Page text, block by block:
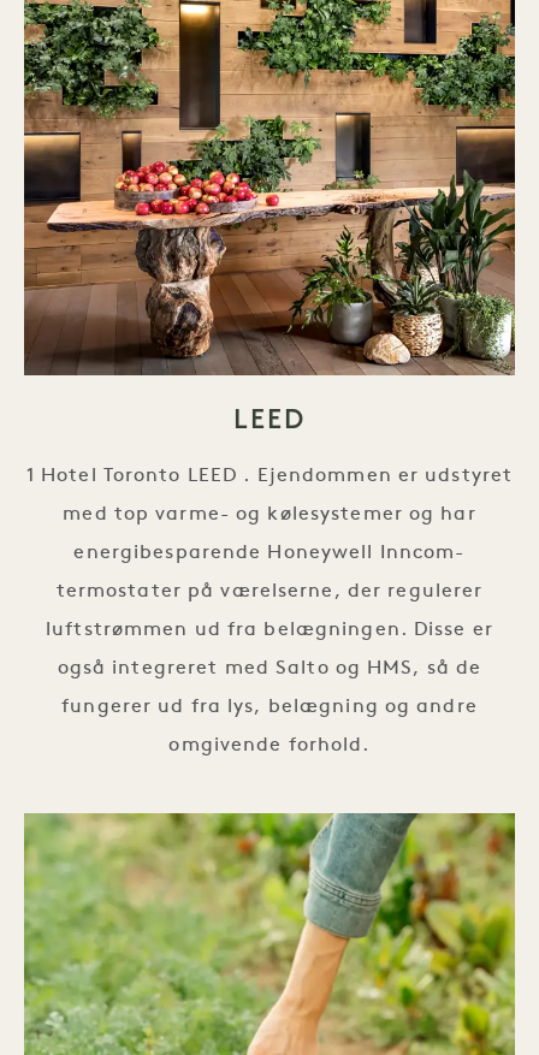
LEED
1 Hotel Toronto LEED . Ejendommen er udstyret
med top varme- og kølesystemer og har
energibesparende Honeywell Inncom-
termostater på værelserne, der regulerer
luftstrømmen ud fra belægningen. Disse er
også integreret med Salto og HMS, så de
fungerer ud fra lys, belægning og andre
omgivende forhold.